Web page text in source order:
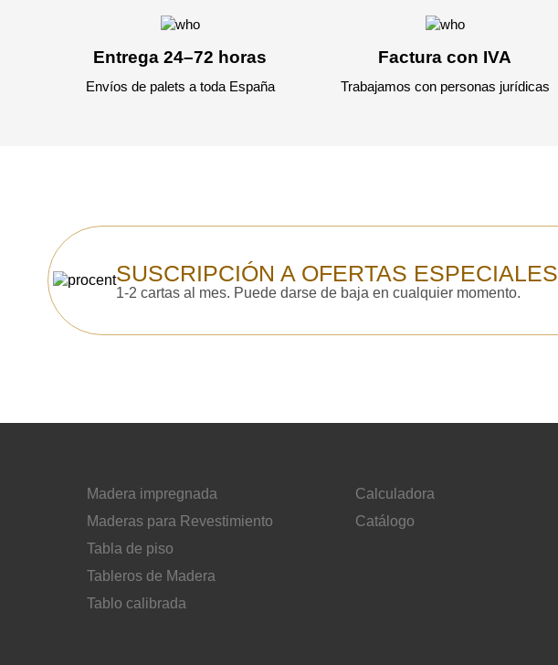
Entrega 24–72 horas
Envíos de palets a toda España
Factura con IVA
Trabajamos con personas jurídicas
SUSCRIPCIÓN A OFERTAS ESPECIALES
1-2 cartas al mes. Puede darse de baja en cualquier momento.
Madera impregnada
Maderas para Revestimiento
Tabla de piso
Tableros de Madera
Tablo calibrada
Calculadora
Catálogo